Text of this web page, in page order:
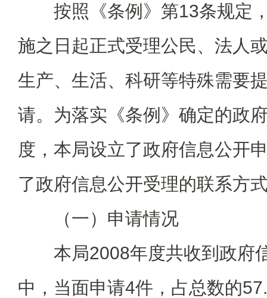
按照《条例》第13条规定
施之日起正式受理公民、法人
生产、生活、科研等特殊需要
请。为落实《条例》确定的政
度，本局设立了政府信息公开
了政府信息公开受理的联系方
（一）申请情况
本局2008年度共收到政府
中，当面申请4件，占总数的